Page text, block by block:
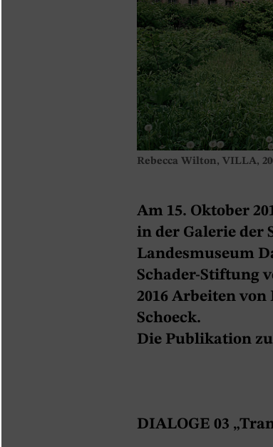
Rebecca Wilton, VILLA,
Am 15. Oktober
in der Galerie der
Landesmuseum
Schader-Stiftung
2016 Arbeiten
Schoeck.
Die Publikation
DIALOGE 03